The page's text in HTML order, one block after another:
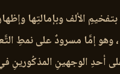
بتفخيمِ الألف وبإمالتِها
وهو إمَّا مسرودٌ على نمطِ
أحدِ الوجهينِ المذكُورينِ